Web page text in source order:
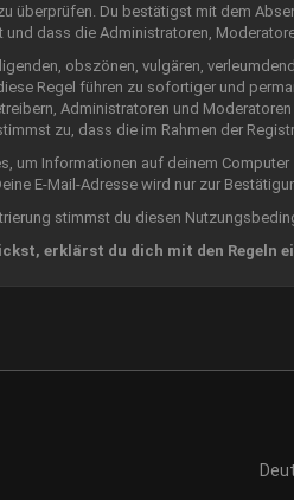
überprüfen. Du bestätigst mit dem
dass die Administratoren,
obszönen, vulgären,
Regel führen zu sofortiger und
Administratoren und
zu, dass die im Rahmen der
um Informationen auf deinem
E-Mail-Adresse wird nur zur
stimmst du diesen
erklärst du dich mit den Regeln